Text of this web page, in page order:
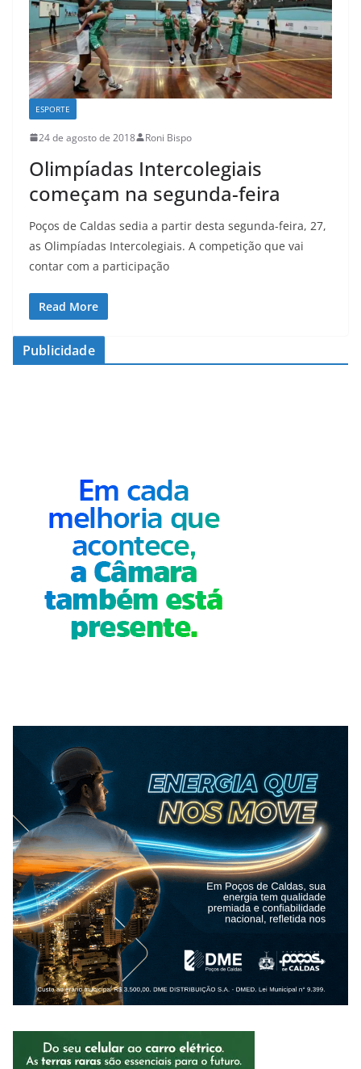
ESPORTE
24 de agosto de 2018 Roni Bispo
Olimpíadas Intercolegiais
começam na segunda-feira
Poços de Caldas sedia a partir desta segunda-feira, 27,
as Olimpíadas Intercolegiais. A competição que vai
contar com a participação
Read More
Publicidade